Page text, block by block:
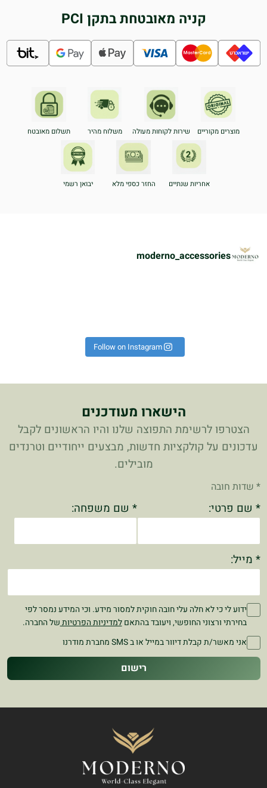
קניה מאובטחת בתקן PCI
מוצרים מקוריים שירות לקוחות מעולה משלוח מהיר תשלום מאובטח
אחריות שנתיים החזר כספי מלא יבואן רשמי
moderno_accessories
Follow on Instagram
הישארו מעודכנים
הצטרפו לרשימת התפוצה שלנו והיו הראשונים לקבל
עדכונים על קולקציות חדשות, מבצעים ייחודיים וטרנדים
מובילים.
* שדות חובה
* שם פרטי: * שם משפחה:
* מייל:
ידוע לי כי לא חלה עלי חובה חוקית למסור מידע. וכי המידע נמסר לפי
בחירתי ורצוני החופשי, ויעובד בהתאםלמדיניות הפרטיות של החברה.
אני מאשר/ת קבלת דיוור במייל או ב SMS מחברת מודרנו
רישום